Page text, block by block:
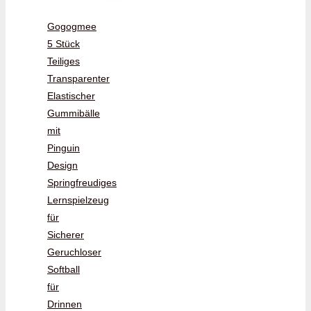
Gogogmee
5 Stück
Teiliges
Transparenter
Elastischer
Gummibälle
mit
Pinguin
Design
Springfreudiges
Lernspielzeug
für
Sicherer
Geruchloser
Softball
für
Drinnen